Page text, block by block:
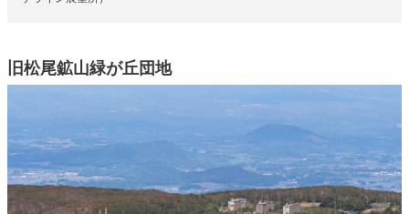
旧松尾鉱山緑が丘団地